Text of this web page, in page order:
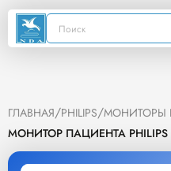
ГЛАВНАЯ/PHILIPS/МОНИТОРЫ
МОНИТОР ПАЦИЕНТА PHILIPS